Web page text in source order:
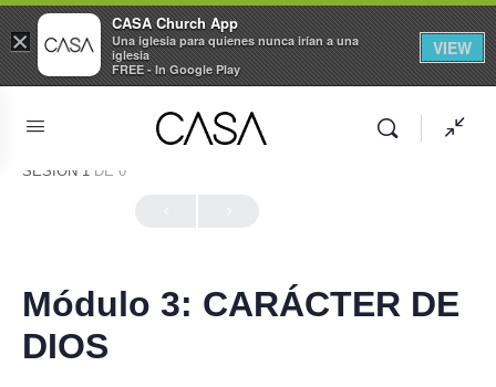
SESIÓN 1 DE 0
Módulo 3: CARÁCTER DE
DIOS
×
CASA Church App
Una iglesia para quienes nunca irían a una
iglesia
FREE - In Google Play
VIEW